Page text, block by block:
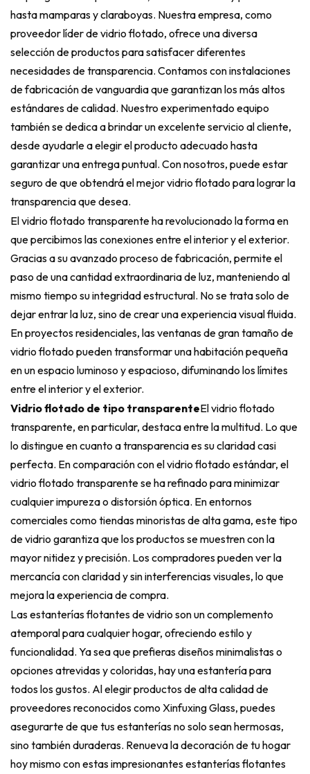
hasta mamparas y claraboyas. Nuestra empresa, como
proveedor líder de vidrio flotado, ofrece una diversa
selección de productos para satisfacer diferentes
necesidades de transparencia. Contamos con instalaciones
de fabricación de vanguardia que garantizan los más altos
estándares de calidad. Nuestro experimentado equipo
también se dedica a brindar un excelente servicio al cliente,
desde ayudarle a elegir el producto adecuado hasta
garantizar una entrega puntual. Con nosotros, puede estar
seguro de que obtendrá el mejor vidrio flotado para lograr la
transparencia que desea.
El vidrio flotado transparente ha revolucionado la forma en
que percibimos las conexiones entre el interior y el exterior.
Gracias a su avanzado proceso de fabricación, permite el
paso de una cantidad extraordinaria de luz, manteniendo al
mismo tiempo su integridad estructural. No se trata solo de
dejar entrar la luz, sino de crear una experiencia visual fluida.
En proyectos residenciales, las ventanas de gran tamaño de
vidrio flotado pueden transformar una habitación pequeña
en un espacio luminoso y espacioso, difuminando los límites
entre el interior y el exterior.
Vidrio flotado de tipo transparenteEl vidrio flotado
transparente, en particular, destaca entre la multitud. Lo que
lo distingue en cuanto a transparencia es su claridad casi
perfecta. En comparación con el vidrio flotado estándar, el
vidrio flotado transparente se ha refinado para minimizar
cualquier impureza o distorsión óptica. En entornos
comerciales como tiendas minoristas de alta gama, este tipo
de vidrio garantiza que los productos se muestren con la
mayor nitidez y precisión. Los compradores pueden ver la
mercancía con claridad y sin interferencias visuales, lo que
mejora la experiencia de compra.
Las estanterías flotantes de vidrio son un complemento
atemporal para cualquier hogar, ofreciendo estilo y
funcionalidad. Ya sea que prefieras diseños minimalistas o
opciones atrevidas y coloridas, hay una estantería para
todos los gustos. Al elegir productos de alta calidad de
proveedores reconocidos como Xinfuxing Glass, puedes
asegurarte de que tus estanterías no solo sean hermosas,
sino también duraderas. Renueva la decoración de tu hogar
hoy mismo con estas impresionantes estanterías flotantes